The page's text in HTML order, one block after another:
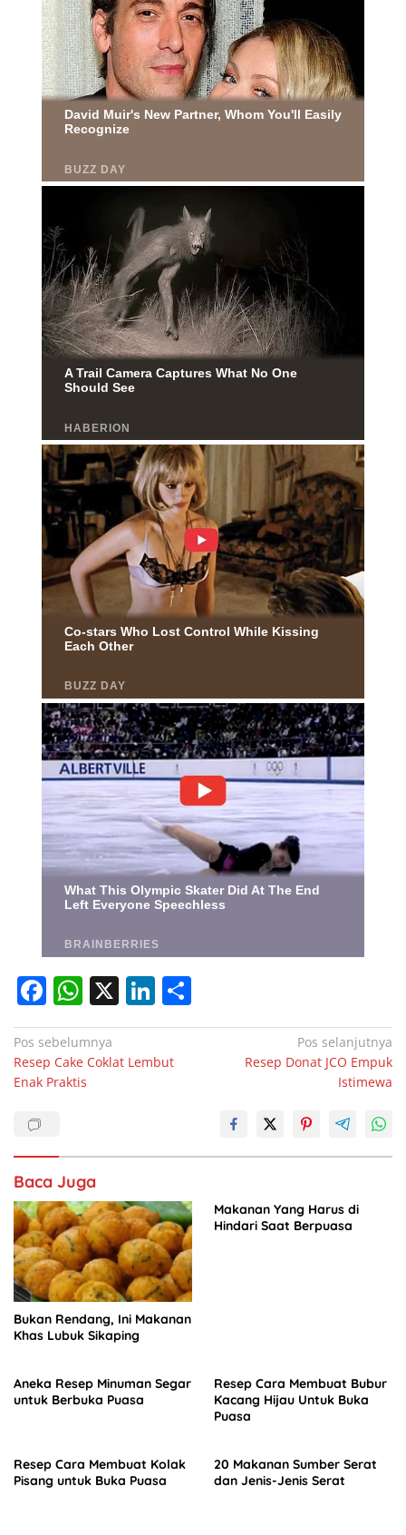
F
a
c
e
o
k
W
h
at
s
p
X Li
n
k
e
h
Navigasi
pos
Pos sebelumnya
Resep Cake Coklat Lembut
Enak Praktis
Pos selanjutnya
Resep Donat JCO Empuk
Istimewa
Baca Juga
Bukan Rendang, Ini Makanan
Khas Lubuk Sikaping
Makanan Yang Harus di
Hindari Saat Berpuasa
Aneka Resep Minuman Segar
untuk Berbuka Puasa
Resep Cara Membuat Bubur
Kacang Hijau Untuk Buka
Puasa
Resep Cara Membuat Kolak
Pisang untuk Buka Puasa
20 Makanan Sumber Serat
dan Jenis-Jenis Serat